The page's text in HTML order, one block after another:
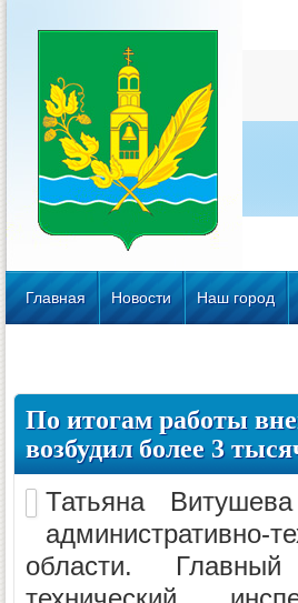
Главная Новости Наш город
По итогам работы
возбудил более 3
Татьяна
области. Главный